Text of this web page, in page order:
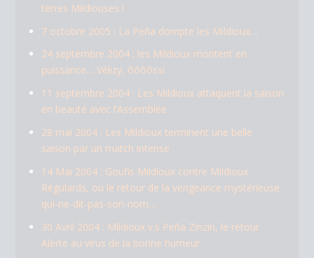
terres Mildiouses !
7 octobre 2005 : La Peña dompte les Mildioux…
24 septembre 2004 : les Mildioux montent en
puissance… Vélizy, ôôôôssi
11 septembre 2004 : Les Mildioux attaquent la saison
en beauté avec l’Assemblée
28 mai 2004 : Les Mildioux terminent une belle
saison par un match intense
14 Mai 2004 : Goufis Mildioux contre Mildioux
Régulards, ou le retour de la vengeance mystérieuse
qui-ne-dit-pas-son-nom…
30 Avril 2004 : Mildioux v.s Peña Zinzin, le retour
Alerte au virus de la bonne humeur